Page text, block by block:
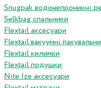
Snugpak водонепроникні
Selkbag спальники
Flextail аксесуари
Flextail вакуумні
Flextail килимки
Flextail подушки
Nite Ize аксесуари